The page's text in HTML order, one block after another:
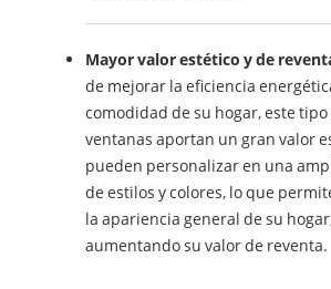
Mayor valor estético y de
de mejorar la eficiencia
comodidad de su hogar, este tipo
ventanas aportan un gran valor
pueden personalizar en una
de estilos y colores, lo que
la apariencia general de su
aumentando su valor de reventa.